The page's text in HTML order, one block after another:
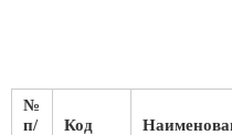
№
п/
Код